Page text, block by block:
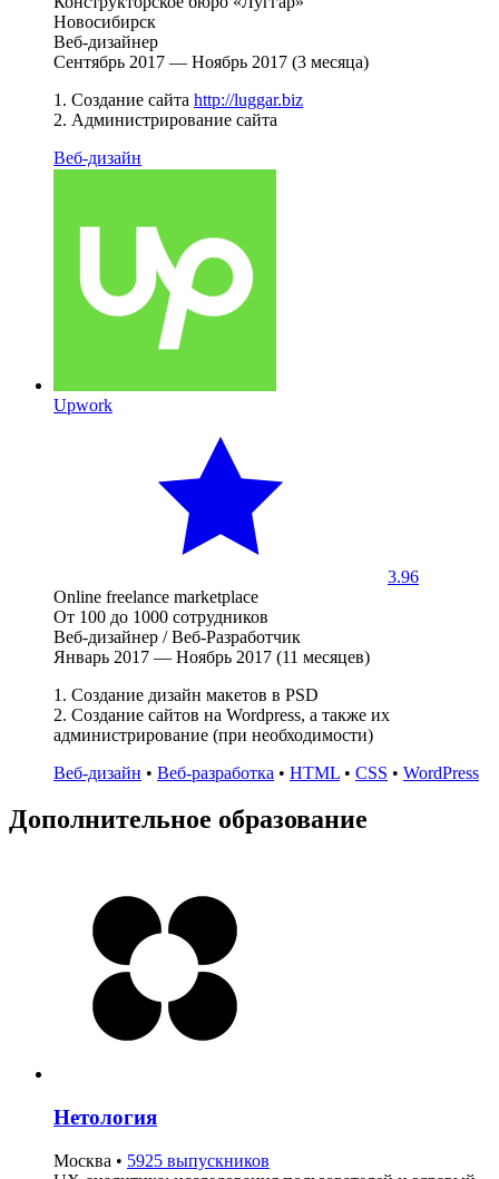
Новосибирск
Веб-дизайнер
Сентябрь 2017 — Ноябрь 2017 (3 месяца)
1. Создание сайта http://luggar.biz
2. Администрирование сайта
Веб-дизайн
Upwork
3.96
Online freelance marketplace
От 100 до 1000 сотрудников
Веб-дизайнер / Веб-Разработчик
Январь 2017 — Ноябрь 2017 (11 месяцев)
1. Создание дизайн макетов в PSD
2. Создание сайтов на Wordpress, а также их
администрирование (при необходимости)
Веб-дизайн • Веб-разработка • HTML • CSS • WordPress
Дополнительное образование
Нетология
Москва • 5925 выпускников